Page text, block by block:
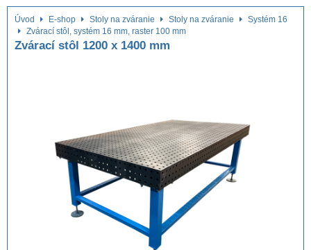
Úvod E-shop Stoly na zváranie Stoly na zváranie
Systém 16
Zvárací stôl, systém 16 mm, raster 100 mm
Zvárací stôl 1200 x 1400 mm